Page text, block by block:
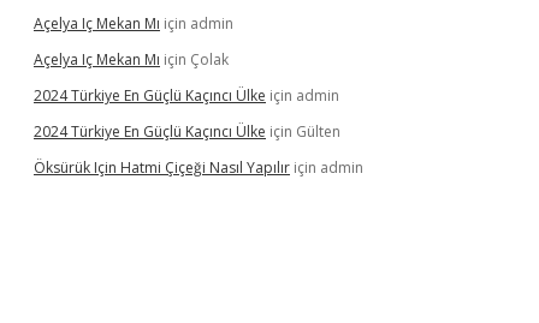
Açelya Iç Mekan Mı için admin
Açelya Iç Mekan Mı için Çolak
2024 Türkiye En Güçlü Kaçıncı Ülke için admin
2024 Türkiye En Güçlü Kaçıncı Ülke için Gülten
Öksürük Için Hatmi Çiçeği Nasıl Yapılır için admin